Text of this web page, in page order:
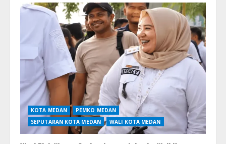
KOTA MEDAN
PEMKO MEDAN
SEPUTARAN KOTA MEDAN
WALI KOTA MEDAN